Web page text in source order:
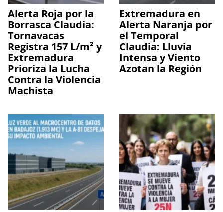
Alerta Roja por la
Borrasca Claudia:
Tornavacas
Registra 157 L/m² y
Extremadura
Prioriza la Lucha
Contra la Violencia
Machista
Extremadura en
Alerta Naranja por
el Temporal
Claudia: Lluvia
Intensa y Viento
Azotan la Región